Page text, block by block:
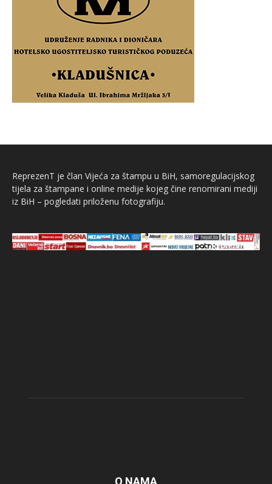
ReprezenT je član Vijeća za štampu u BiH, samoregulacijskog
tijela za štampane i online medije kojeg čine renomirani mediji
iz BiH – pogledati priloženu fotografiju.
O NAMA